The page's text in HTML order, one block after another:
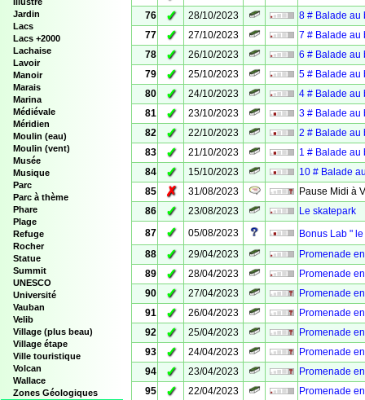
Jardin
Lacs
Lacs +2000
Lachaise
Lavoir
Manoir
Marais
Marina
Médiévale
Méridien
Moulin (eau)
Moulin (vent)
Musée
Musique
Parc
Parc à thème
Phare
Plage
Refuge
Rocher
Statue
Summit
UNESCO
Université
Vauban
Velib
Village (plus beau)
Village étape
Ville touristique
Volcan
Wallace
Zones Géologiques
76
✓ 28/10/2023
8 # Balade au
77
✓ 27/10/2023
7 # Balade au
78
✓ 26/10/2023
6 # Balade au
79
✓ 25/10/2023
5 # Balade au
80
✓ 24/10/2023
4 # Balade au
81
✓ 23/10/2023
3 # Balade au
82
✓ 22/10/2023
2 # Balade au
83
✓ 21/10/2023
1 # Balade au
84
✓ 15/10/2023
10 # Balade
85
✗ 31/08/2023
Pause Midi à
86
✓ 23/08/2023
Le skatepark
87
✓ 05/08/2023
Bonus Lab "
88
✓ 29/04/2023
Promenade
89
✓ 28/04/2023
Promenade
90
✓ 27/04/2023
Promenade
91
✓ 26/04/2023
Promenade
92
✓ 25/04/2023
Promenade
93
✓ 24/04/2023
Promenade
94
✓ 23/04/2023
Promenade
95
✓ 22/04/2023
Promenade